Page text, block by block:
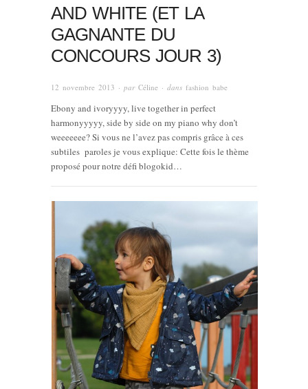
AND WHITE (ET LA
GAGNANTE DU
CONCOURS JOUR 3)
12 novembre 2013 · par Céline · dans fashion babe
Ebony and ivoryyyy, live together in perfect
harmonyyyyy, side by side on my piano why don’t
weeeeeee? Si vous ne l’avez pas compris grâce à ces
subtiles paroles je vous explique: Cette fois le thème
proposé pour notre défi blogokid…